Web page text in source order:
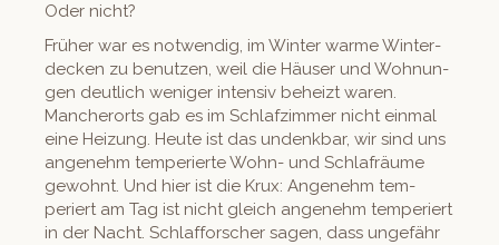
Oder nicht?
Früher war es notwendig, im Win­ter warme Win­ter­
deck­en zu benutzen, weil die Häuser und Woh­nun­
gen deut­lich weniger inten­siv beheizt waren.
Mancherorts gab es im Schlafz­im­mer nicht ein­mal
eine Heizung. Heute ist das undenkbar, wir sind uns
angenehm tem­perierte Wohn- und Schlafräume
gewohnt. Und hier ist die Krux: Angenehm tem­
periert am Tag ist nicht gle­ich angenehm tem­periert
in der Nacht. Schlaf­forsch­er sagen, dass unge­fähr